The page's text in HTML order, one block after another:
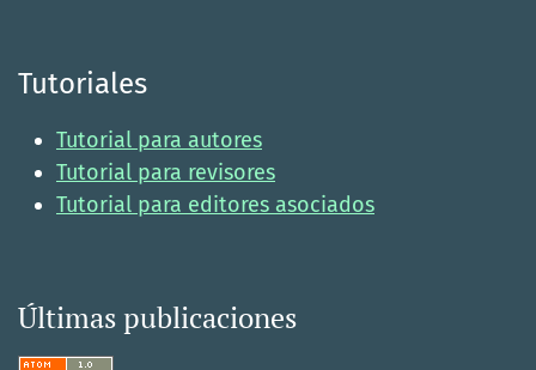
Tutoriales
Tutorial para autores
Tutorial para revisores
Tutorial para editores asociados
Últimas publicaciones